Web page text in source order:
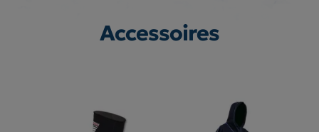
Accessoires